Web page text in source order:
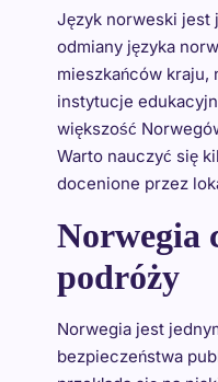
Język norweski jest
odmiany języka
mieszkańców kraju,
instytucje
większość
Warto nauczyć się
docenione przez
Norwegia
podróży
Norwegia jest
bezpieczeństwa